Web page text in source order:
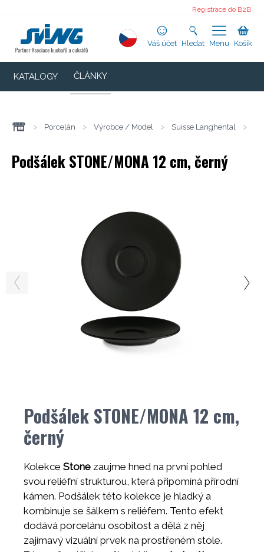
Registrace do B2B
Váš účet Hledat Menu Košík
KATALOGY ČLÁNKY
> Porcelán > Výrobce / Model > Suisse Langhental >
Podšálek STONE/MONA 12 cm, černý
Podšálek STONE/MONA 12 cm,
černý
Kolekce Stone zaujme hned na první pohled
svou reliéfní strukturou, která připomíná přírodní
kámen. Podšálek této kolekce je hladký a
kombinuje se šálkem s reliéfem. Tento efekt
dodává porcelánu osobitost a dělá z něj
zajímavý vizuální prvek na prostřeném stole.